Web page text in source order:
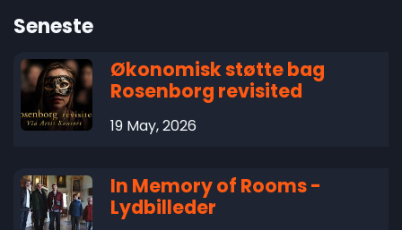
Seneste
Økonomisk støtte bag
Rosenborg revisited
19 May, 2026
In Memory of Rooms -
Lydbilleder